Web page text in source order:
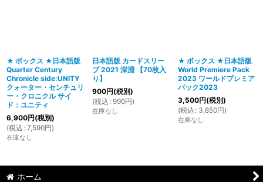
★ ボックス ★日本語版
Quarter Century
Chronicle side:UNITY
クォーター・センチュリ
ー・クロニクル サイ
ド：ユニティ
6,900円(税別)
(税込 : 7,590円)
在庫なし
日本語版 カードスリー
ブ 2021 深淵 【70枚入
り】
900円(税別)
(税込 : 990円)
在庫なし
★ ボックス ★日本語版
World Premiere Pack
2023 ワールドプレミア
パック2023
3,500円(税別)
(税込 : 3,850円)
在庫なし
ホーム